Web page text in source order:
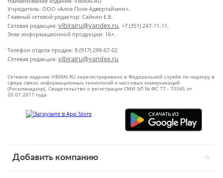
Учредитель: ООО «Алое Поле Адвертайзинг».
Главный сетевой редактор: Сайкин Е.Б.
Сетевая редакция: vibirairu@yandex.ru, +7 (351) 247-11-11.
Знак информационной продукции: 16+.
Телефон отдела продаж: 8 (917) 299-67-02
Сетевая редакция: vibirairu@yandex.ru
Сетевое издание VIBIRAI.RU зарегистрировано в Федеральной службе по надзору в
сфере связи, информационных технологий и массовых коммуникаций
(Роскомнадзор). Свидетельство о регистрации СМИ ЭЛ № ФС 77 - 70345 от
20.07.2017 года
Добавить компанию